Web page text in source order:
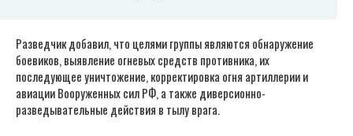
Разведчик добавил, что целями группы являются обнаружение
боевиков, выявление огневых средств противника, их
последующее уничтожение, корректировка огня артиллерии и
авиации Вооруженных сил РФ, а также диверсионно-
разведывательные действия в тылу врага.